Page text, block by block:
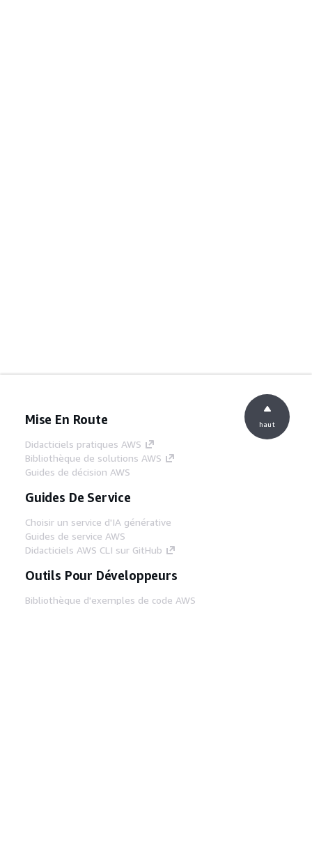
Mise En Route
Didacticiels pratiques AWS
Bibliothèque de solutions AWS
Guides de décision AWS
Guides De Service
Choisir un service d'IA générative
Guides de service AWS
Didacticiels AWS CLI sur GitHub
Outils Pour Développeurs
Bibliothèque d'exemples de code AWS
haut